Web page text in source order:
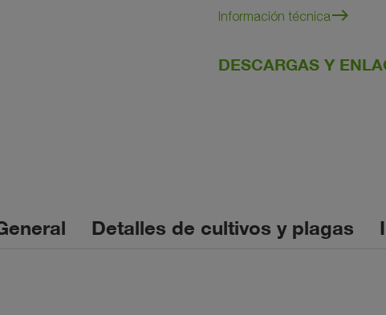
Información técnicaeast
DESCARGAS Y
Detalles de cultivos y plagas